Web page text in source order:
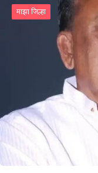
माझा जिल्हा